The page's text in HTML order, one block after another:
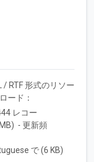
/ RTF 形式のリソー
ード：
レコー
- 更新頻
で (6 KB)